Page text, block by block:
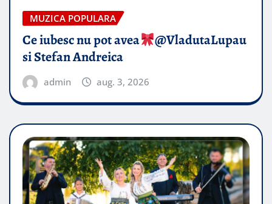
MUZICA POPULARA
Ce iubesc nu pot avea
​@VladutaLupau
si Stefan Andreica
admin aug. 3, 2026